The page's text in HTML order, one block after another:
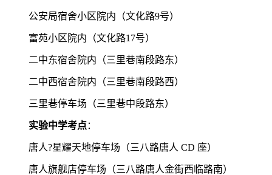
公安局宿舍小区院内（文化路9号）
富苑小区院内（文化路17号）
二中东宿舍院内（三里巷南段路东）
二中西宿舍院内（三里巷南段路西）
三里巷停车场（三里巷中段路东）
实验中学考点：
唐人?星耀天地停车场（三八路唐人 CD 座）
唐人旗舰店停车场（三八路唐人金街西临路南）